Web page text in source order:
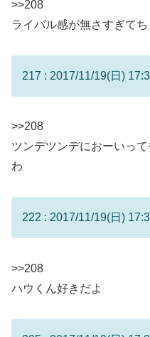
>>208
ライバル感が無さすぎてち
217 : 2017/11/19(日)
>>208
ツンデツンデにおーいっ
わ
222 : 2017/11/19(日)
>>208
ハウくん好きだよ